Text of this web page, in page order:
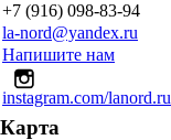
+7 (916) 098-83-94
la-nord@yandex.ru
Напишите нам
instagram.com/lanord.ru
Карта